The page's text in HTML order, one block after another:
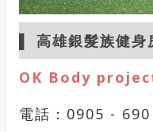
高雄銀髮族健身
OK Body
電話：0905 -